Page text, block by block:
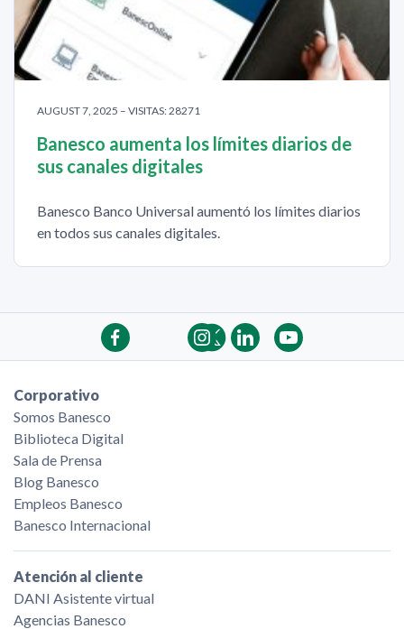
AUGUST 7, 2025 – VISITAS: 28271
Banesco aumenta los límites diarios de
sus canales digitales
Banesco Banco Universal aumentó los límites diarios
en todos sus canales digitales.
Corporativo
Somos Banesco
Biblioteca Digital
Sala de Prensa
Blog Banesco
Empleos Banesco
Banesco Internacional
Atención al cliente
DANI Asistente virtual
Agencias Banesco